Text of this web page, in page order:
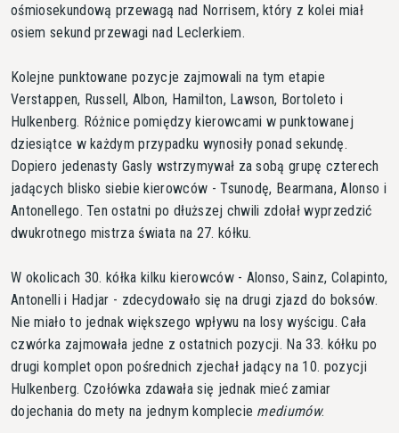
ośmiosekundową przewagą nad Norrisem, który z kolei miał
osiem sekund przewagi nad Leclerkiem.
Kolejne punktowane pozycje zajmowali na tym etapie
Verstappen, Russell, Albon, Hamilton, Lawson, Bortoleto i
Hulkenberg. Różnice pomiędzy kierowcami w punktowanej
dziesiątce w każdym przypadku wynosiły ponad sekundę.
Dopiero jedenasty Gasly wstrzymywał za sobą grupę czterech
jadących blisko siebie kierowców - Tsunodę, Bearmana, Alonso i
Antonellego. Ten ostatni po dłuższej chwili zdołał wyprzedzić
dwukrotnego mistrza świata na 27. kółku.
W okolicach 30. kółka kilku kierowców - Alonso, Sainz, Colapinto,
Antonelli i Hadjar - zdecydowało się na drugi zjazd do boksów.
Nie miało to jednak większego wpływu na losy wyścigu. Cała
czwórka zajmowała jedne z ostatnich pozycji. Na 33. kółku po
drugi komplet opon pośrednich zjechał jadący na 10. pozycji
Hulkenberg. Czołówka zdawała się jednak mieć zamiar
dojechania do mety na jednym komplecie mediumów.